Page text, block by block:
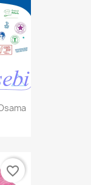
favorite_border